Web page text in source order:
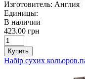
Изготовитель: Англия
Единицы:
В наличии
423.00 грн
Купить
Набір сухих